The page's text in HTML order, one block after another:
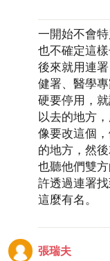
一開始不會
也不確定這
後來就用連
健署、醫學
硬要停用，
以去的地方
像要改這個
的地方，然
也聽他們雙
許透過連署
這麼有名。
張瑞夫